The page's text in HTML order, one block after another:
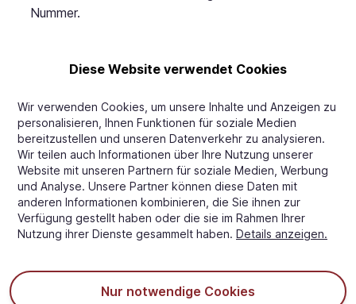
Nummer.
Haftungsausschluss
individuellen Verpackung variieren.
- Farben können je nach Gerät und
Bildschirmeinstellungen unterschiedlich dargestellt
werden, aber wir bemühen uns, unsere Farben so
gut wie möglich darzustellen.
Verpackung
Palettentyp:Dieser Artikel wird auf H1
Kunststoffpaletten geliefert
Info:Der Artikel ist in einer blauen HDPE-
Plastiktüte verpackt, die in einer FSC-zertifizierten
Diese Website verwendet Cookies
Wir verwenden Cookies, um unsere Inhalte und Anzeigen zu
personalisieren, Ihnen Funktionen für soziale Medien
bereitzustellen und unseren Datenverkehr zu analysieren.
Wir teilen auch Informationen über Ihre Nutzung unserer
Website mit unseren Partnern für soziale Medien, Werbung
und Analyse. Unsere Partner können diese Daten mit
anderen Informationen kombinieren, die Sie ihnen zur
Verfügung gestellt haben oder die sie im Rahmen Ihrer
Nutzung ihrer Dienste gesammelt haben. Details anzeigen.
Nur notwendige Cookies